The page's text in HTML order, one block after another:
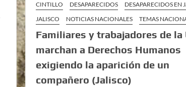
CINTILLO DESAPARECIDOS
DESAPARECIDOS EN
JALISCO
NOTICIAS NACIONALES TEMAS
Familiares y trabajadores de la
marchan a Derechos Humanos
exigiendo la aparición de un
compañero (Jalisco)